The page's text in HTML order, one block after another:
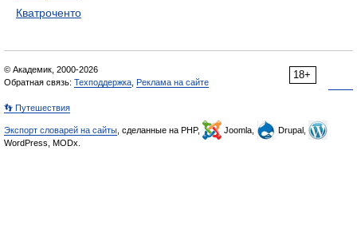
Кватроченто
18+
© Академик, 2000-2026
Обратная связь: Техподдержка Реклама на сайте
👣 Путешествия
Экспорт словарей на сайты , сделанные на PHP, Joomla,
Drupal,
WordPress, MODx.